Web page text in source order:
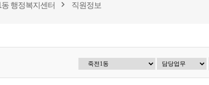
동 행정복지센터 직원정보